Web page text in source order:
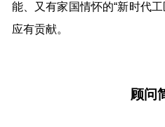
能、又有家国情怀的“新时代
应有贡献。
顾问